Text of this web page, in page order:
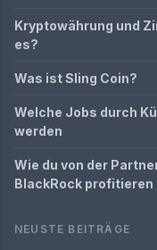
Kryptowährung und
es?
Was ist Sling Coin?
Welche Jobs durch
werden
Wie du von der
BlackRock profitieren
NEUSTE BEITRÄGE